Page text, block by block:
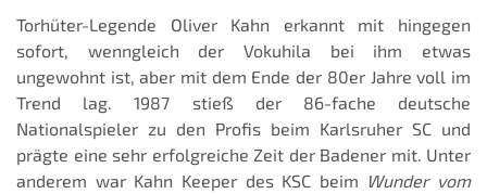
Torhüter-Legende Oliver Kahn erkannt mit hingegen
sofort, wenngleich der Vokuhila bei ihm etwas
ungewohnt ist, aber mit dem Ende der 80er Jahre voll im
Trend lag. 1987 stieß der 86-fache deutsche
Nationalspieler zu den Profis beim Karlsruher SC und
prägte eine sehr erfolgreiche Zeit der Badener mit. Unter
anderem war Kahn Keeper des KSC beim Wunder vom